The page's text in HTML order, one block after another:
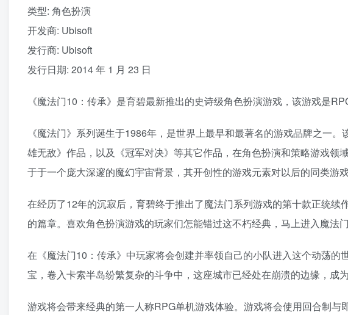
类型: 角色扮演
开发商: Ubisoft
发行商: Ubisoft
发行日期: 2014 年 1 月 23 日
《魔法门10：传承》是育碧最新推出的史诗级角色扮演游戏，该游戏是
《魔法门》系列诞生于1986年，是世界上最早和最著名的游戏品牌之一
雄无敌》作品，以及《冠军对决》等其它作品，在角色扮演和策略游戏领
于于一个庞大深邃的魔幻宇宙背景，其开创性的游戏元素对以后的同类游戏
在经历了12年的沉寂后，育碧终于推出了魔法门系列游戏的第十款正统
的篇章。喜欢角色扮演游戏的玩家们怎能错过这不朽经典，马上进入魔法
在《魔法门10：传承》中玩家将会创建并率领自己的小队进入这个动荡
宝，卷入卡索半岛纷繁复杂的斗争中，这座城市已经处在崩溃的边缘，成
游戏将会带来经典的第一人称RPG单机游戏体验。游戏将会使用回合制